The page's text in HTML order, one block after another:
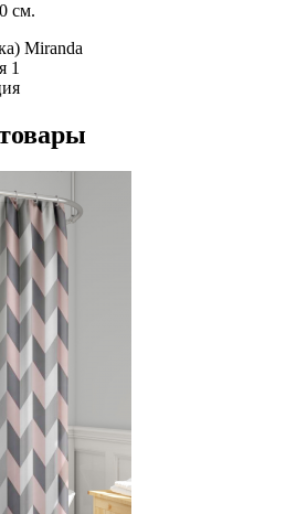
см.
Miranda
1